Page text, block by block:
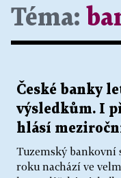
Téma:
České banky
výsledkům. I
hlásí
Tuzemský bankovní
roku nachází ve